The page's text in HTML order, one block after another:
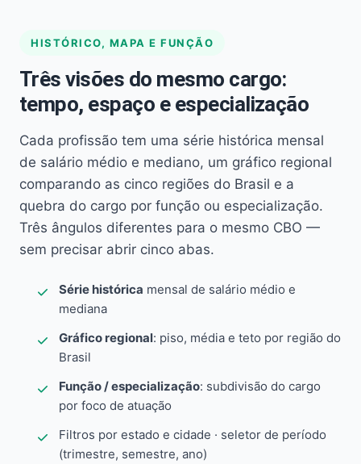
HISTÓRICO, MAPA E FUNÇÃO
Três visões do mesmo cargo:
tempo, espaço e especialização
Cada profissão tem uma série histórica mensal
de salário médio e mediano, um gráfico regional
comparando as cinco regiões do Brasil e a
quebra do cargo por função ou especialização.
Três ângulos diferentes para o mesmo CBO —
sem precisar abrir cinco abas.
Série histórica mensal de salário médio e
mediana
Gráfico regional: piso, média e teto por região do
Brasil
Função / especialização: subdivisão do cargo
por foco de atuação
Filtros por estado e cidade · seletor de período
(trimestre, semestre, ano)